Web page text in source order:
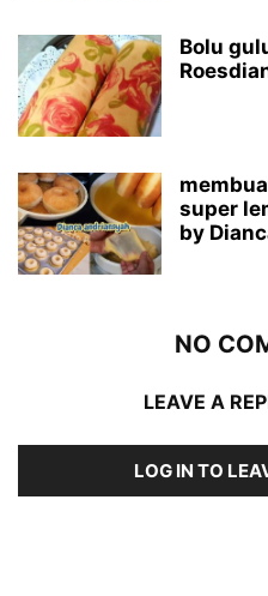
Bolu
super
by
NO
LEAVE A
LOG IN TO